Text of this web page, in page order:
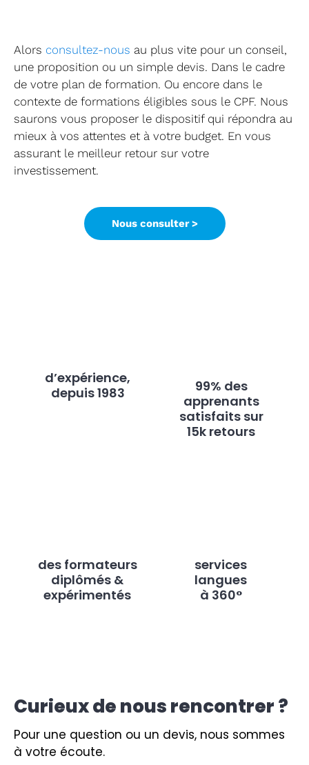
Alors consultez-nous au plus vite pour un conseil,
une proposition ou un simple devis. Dans le cadre
de votre plan de formation. Ou encore dans le
contexte de formations éligibles sous le CPF. Nous
saurons vous proposer le dispositif qui répondra au
mieux à vos attentes et à votre budget. En vous
assurant le meilleur retour sur votre
investissement.
Nous consulter >
d’expérience,
depuis 1983
99% des
apprenants
satisfaits sur
15k retours
des formateurs
diplômés &
expérimentés
services
langues
à 360°
Curieux de nous rencontrer ?
Pour une question ou un devis, nous sommes
à votre écoute.